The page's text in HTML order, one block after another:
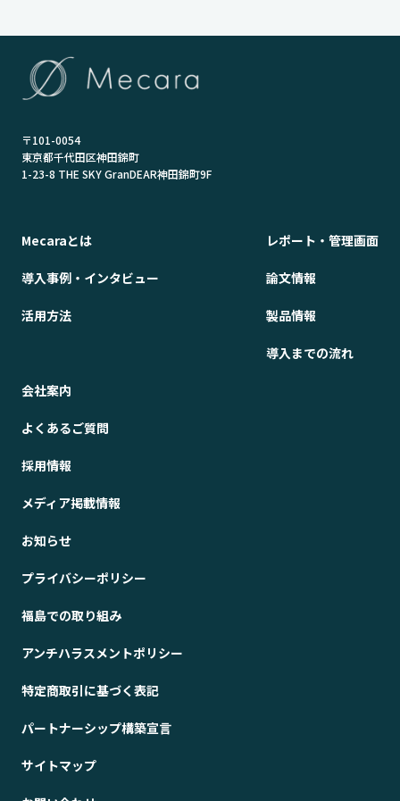
〒101-0054
東京都千代田区神田錦町
1-23-8 THE SKY GranDEAR神田錦町9F
Mecaraとは
導入事例・インタビュー
活用方法
レポート・管理画面
論文情報
製品情報
導入までの流れ
会社案内
よくあるご質問
採用情報
メディア掲載情報
お知らせ
プライバシーポリシー
福島での取り組み
アンチハラスメントポリシー
特定商取引に基づく表記
パートナーシップ構築宣言
サイトマップ